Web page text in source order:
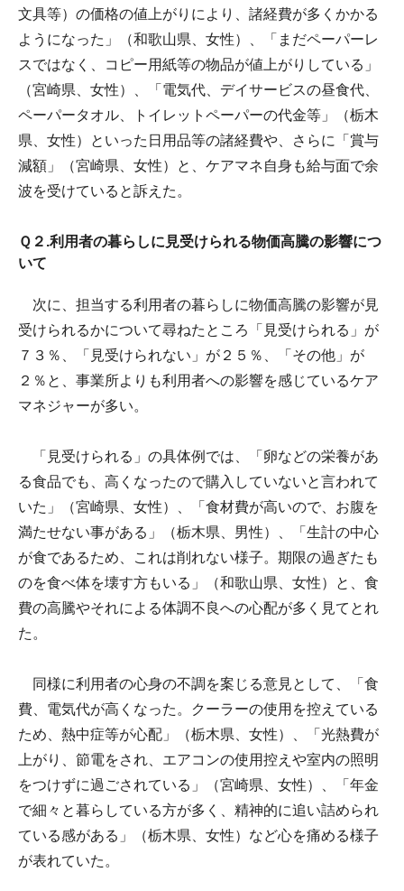
文具等）の価格の値上がりにより、諸経費が多くかかる
ようになった」（和歌山県、女性）、「まだペーパーレ
スではなく、コピー用紙等の物品が値上がりしている」
（宮崎県、女性）、「電気代、デイサービスの昼食代、
ペーパータオル、トイレットペーパーの代金等」（栃木
県、女性）といった日用品等の諸経費や、さらに「賞与
減額」（宮崎県、女性）と、ケアマネ自身も給与面で余
波を受けていると訴えた。
Ｑ２.利用者の暮らしに見受けられる物価高騰の影響につ
いて
次に、担当する利用者の暮らしに物価高騰の影響が見
受けられるかについて尋ねたところ「見受けられる」が
７３％、「見受けられない」が２５％、「その他」が
２％と、事業所よりも利用者への影響を感じているケア
マネジャーが多い。
「見受けられる」の具体例では、「卵などの栄養があ
る食品でも、高くなったので購入していないと言われて
いた」（宮崎県、女性）、「食材費が高いので、お腹を
満たせない事がある」（栃木県、男性）、「生計の中心
が食であるため、これは削れない様子。期限の過ぎたも
のを食べ体を壊す方もいる」（和歌山県、女性）と、食
費の高騰やそれによる体調不良への心配が多く見てとれ
た。
同様に利用者の心身の不調を案じる意見として、「食
費、電気代が高くなった。クーラーの使用を控えている
ため、熱中症等が心配」（栃木県、女性）、「光熱費が
上がり、節電をされ、エアコンの使用控えや室内の照明
をつけずに過ごされている」（宮崎県、女性）、「年金
で細々と暮らしている方が多く、精神的に追い詰められ
ている感がある」（栃木県、女性）など心を痛める様子
が表れていた。